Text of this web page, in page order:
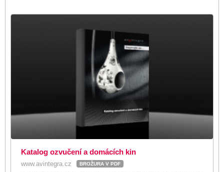
Katalog ozvučení a domácích kin
www.avintegra.cz BROŽURA V PDF